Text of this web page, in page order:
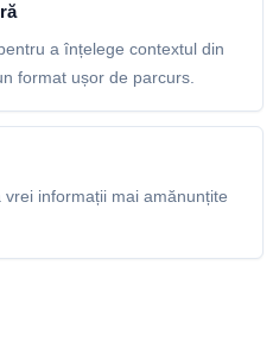
a înțelege contextul din
format ușor de parcurs.
informații mai amănunțite